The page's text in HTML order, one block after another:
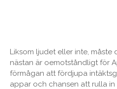
Liksom ljudet eller inte, måste
nästan är oemotståndligt för
förmågan att fördjupa
appar och chansen att rulla in